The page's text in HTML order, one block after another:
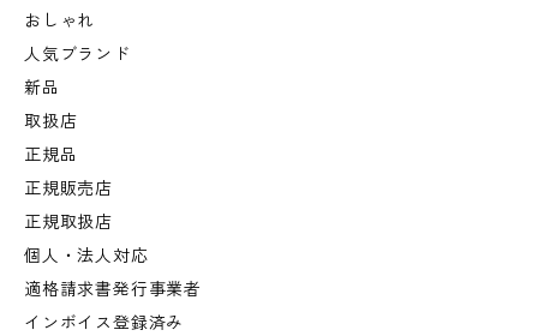
おしゃれ
人気ブランド
新品
取扱店
正規品
正規販売店
正規取扱店
個人・法人対応
適格請求書発行事業者
インボイス登録済み